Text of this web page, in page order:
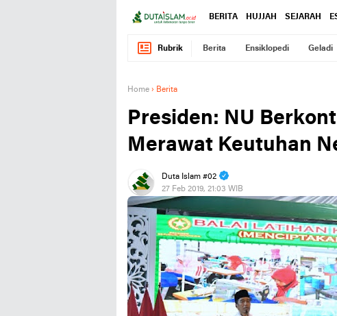
BERITA HUJJAH SEJARAH
Rubrik Berita Ensiklopedi Geladi
Home › Berita
Presiden: NU
Merawat Keutuhan
Duta Islam #02
27 Feb 2019, 21:03 WIB